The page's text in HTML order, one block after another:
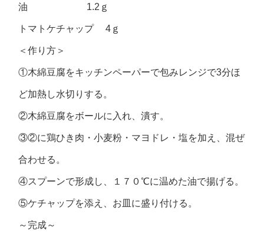
油 1.2ｇ
トマトケチャップ 4ｇ
＜作り方＞
①木綿豆腐をキッチンペーパーで包みレンジで3分ほ
ど加熱し水切りする。
②木綿豆腐をボールに入れ、潰す。
③②に鶏ひき肉・小麦粉・マヨドレ・塩を加え、混ぜ
合わせる。
④スプーンで形成し、１７０℃に温めた油で揚げる。
⑤ケチャップを添え、お皿に盛り付ける。
～完成～